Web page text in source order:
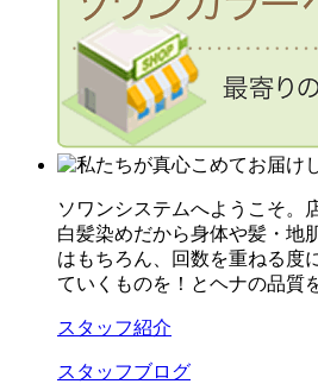
ソワンシステムへようこそ。
白髪染めだから身体や髪・地
はもちろん、回数を重ねる度
ていくものを！とヘナの品質
スタッフ紹介
スタッフブログ